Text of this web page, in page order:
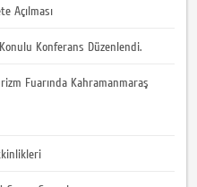
Açılması
Konferans Düzenlendi.
Fuarında Kahramanmaraş